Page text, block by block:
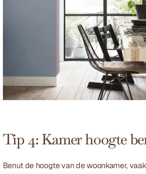
Tip 4: Kamer hoogte
Benut de hoogte van de woonkamer,